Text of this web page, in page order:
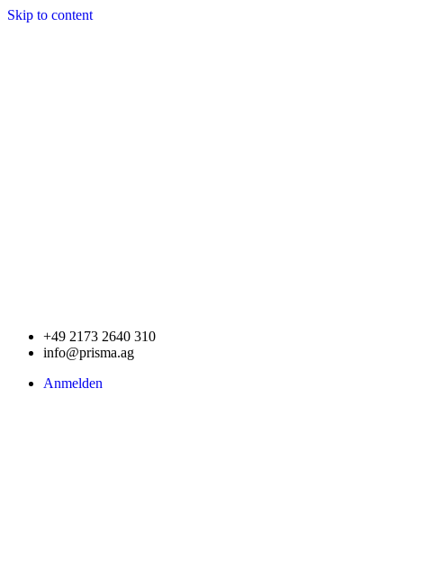
Skip to content
+49 2173 2640 310
info@prisma.ag
Anmelden